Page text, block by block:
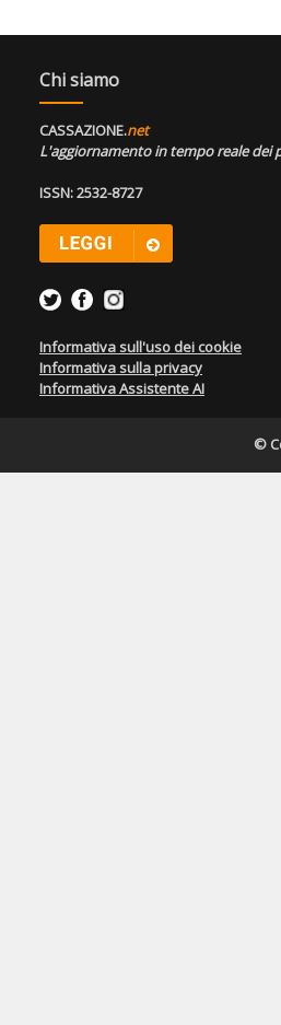
Chi siamo
CASSAZIONE.net
L'aggiornamento in tempo reale dei
ISSN: 2532-8727
Informativa sull'uso dei cookie
Informativa sulla privacy
Informativa Assistente AI
©